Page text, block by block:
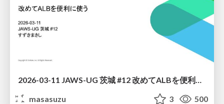
masasuzu
3 500